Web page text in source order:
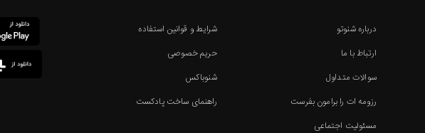
درباره شنوتو
ارتباط با ما
سوالات متداول
رزومه ات را برامون بفرست
مسئولیت اجتماعی
شرایط و قوانین استفاده
حریم خصوصی
شنوباکس
راهنمای ساخت پادکست